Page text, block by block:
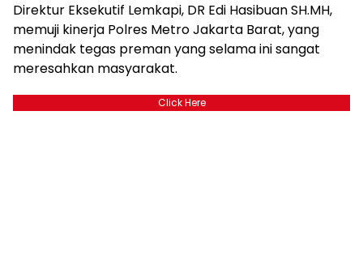
Direktur Eksekutif Lemkapi, DR Edi Hasibuan SH.MH,
memuji kinerja Polres Metro Jakarta Barat, yang
menindak tegas preman yang selama ini sangat
meresahkan masyarakat.
Click Here